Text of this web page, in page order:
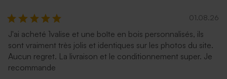
Carrément rouge
Enveloppe recyclée mariage
carrée
01.08.26
J'ai acheté 1valise et une boîte en bois personnalisés, ils
sont vraiment très jolis et identiques sur les photos du site.
Aucun regret. La livraison et le conditionnement super. Je
recommande